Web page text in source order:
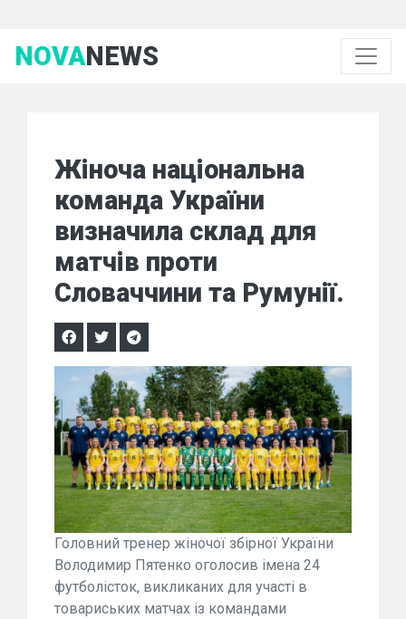
NOVANEWS
Жіноча національна
команда України
визначила склад для
матчів проти
Словаччини та Румунії.
Головний тренер жіночої збірної України
Володимир Пятенко оголосив імена 24
футболісток, викликаних для участі в
товариських матчах із командами